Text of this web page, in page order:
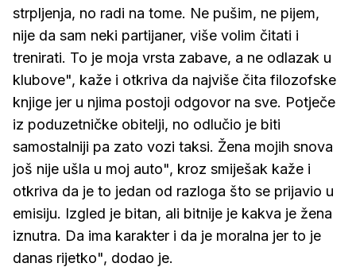
strpljenja, no radi na tome. Ne pušim, ne pijem,
nije da sam neki partijaner, više volim čitati i
trenirati. To je moja vrsta zabave, a ne odlazak u
klubove", kaže i otkriva da najviše čita filozofske
knjige jer u njima postoji odgovor na sve. Potječe
iz poduzetničke obitelji, no odlučio je biti
samostalniji pa zato vozi taksi. Žena mojih snova
još nije ušla u moj auto", kroz smiješak kaže i
otkriva da je to jedan od razloga što se prijavio u
emisiju. Izgled je bitan, ali bitnije je kakva je žena
iznutra. Da ima karakter i da je moralna jer to je
danas rijetko", dodao je.